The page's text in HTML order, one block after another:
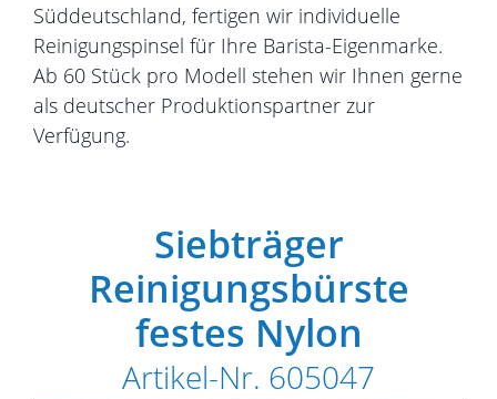
Süddeutschland, fertigen wir individuelle
Reinigungspinsel für Ihre Barista-Eigenmarke.
Ab 60 Stück pro Modell stehen wir Ihnen gerne
als deutscher Produktionspartner zur
Verfügung.
Siebträger
Reinigungsbürste
festes Nylon
Artikel-Nr. 605047